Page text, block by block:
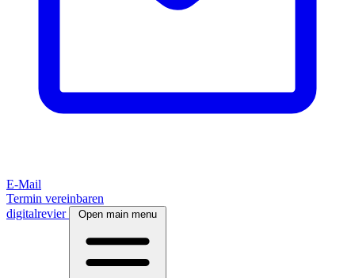
E-Mail
Termin vereinbaren
digitalrevier
Open main menu